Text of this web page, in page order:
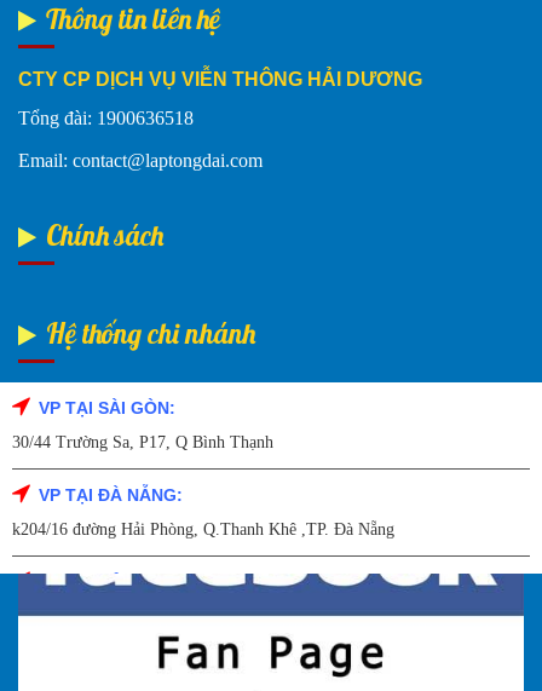
Thông tin liên hệ
CTY CP DỊCH VỤ VIỄN THÔNG HẢI DƯƠNG
Tổng đài: 1900636518
Email: contact@laptongdai.com
Chính sách
Hệ thống chi nhánh
VP TẠI SÀI GÒN:
30/44 Trường Sa, P17, Q Bình Thạnh
VP TẠI ĐÀ NẴNG:
k204/16 đường Hải Phòng, Q.Thanh Khê ,TP. Đà Nẵng
VP TẠI HẢI DƯƠNG:
Số 9/14 – P.Tứ Thông – TP Hải Dương
VP TẠI HẢI PHÒNG:
Fanpage Facebook